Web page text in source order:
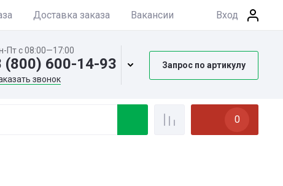
Доставка заказа Вакансии Вход
Пт с 08:00—17:00
(800) 600-14-93
звонок
Запрос по артикулу
0